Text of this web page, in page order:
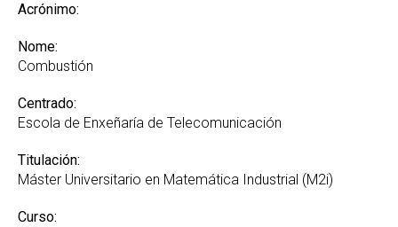
Acrónimo:
Nome:
Combustión
Centrado:
Escola de Enxeñaría de Telecomunicación
Titulación:
Máster Universitario en Matemática Industrial (M2i)
Curso: